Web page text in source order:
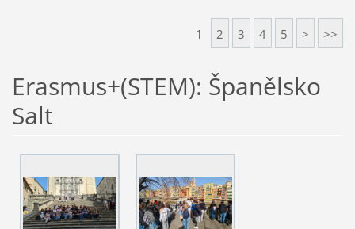
1 2 3 4 5 > >>
Erasmus+(STEM): Španělsko
Salt